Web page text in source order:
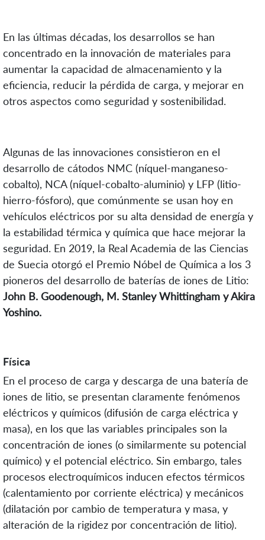
En las últimas décadas, los desarrollos se han
concentrado en la innovación de materiales para
aumentar la capacidad de almacenamiento y la
eficiencia, reducir la pérdida de carga, y mejorar en
otros aspectos como seguridad y sostenibilidad.
Algunas de las innovaciones consistieron en el
desarrollo de cátodos NMC (níquel-manganeso-
cobalto), NCA (níquel-cobalto-aluminio) y LFP (litio-
hierro-fósforo), que comúnmente se usan hoy en
vehículos eléctricos por su alta densidad de energía y
la estabilidad térmica y química que hace mejorar la
seguridad. En 2019, la Real Academia de las Ciencias
de Suecia otorgó el Premio Nóbel de Química a los 3
pioneros del desarrollo de baterías de iones de Litio:
John B. Goodenough, M. Stanley Whittingham y Akira
Yoshino.
Física
En el proceso de carga y descarga de una batería de
iones de litio, se presentan claramente fenómenos
eléctricos y químicos (difusión de carga eléctrica y
masa), en los que las variables principales son la
concentración de iones (o similarmente su potencial
químico) y el potencial eléctrico. Sin embargo, tales
procesos electroquímicos inducen efectos térmicos
(calentamiento por corriente eléctrica) y mecánicos
(dilatación por cambio de temperatura y masa, y
alteración de la rigidez por concentración de litio).